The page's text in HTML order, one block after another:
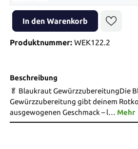
Produkt Anzahl: Gib den gewünschten
In den Warenkorb
Produktnummer: WEK122.2
Beschreibung
🥬 Blaukraut GewürzzubereitungDie
Gewürzzubereitung gibt deinem
ausgewogenen Geschmack – l… Mehr